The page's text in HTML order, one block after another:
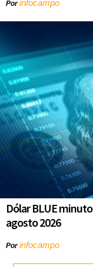
Porinfocampo
Dólar BLUE
agosto 2026
Porinfocampo